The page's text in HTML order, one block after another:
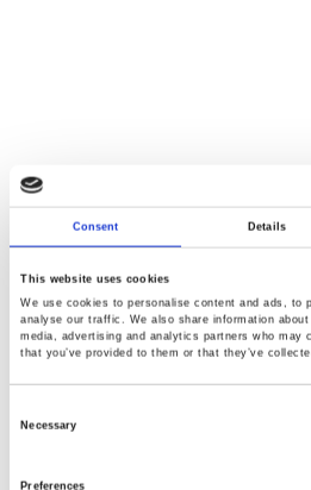
Consent Details
This website uses cookies
We use cookies to personalise content and ads, to
analyse our traffic. We also share information
media, advertising and analytics partners who may
that you’ve provided to them or that they’ve
Selection
Necessary
Preferences